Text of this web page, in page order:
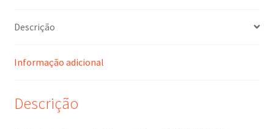
Descrição
Informação adicional
Descrição